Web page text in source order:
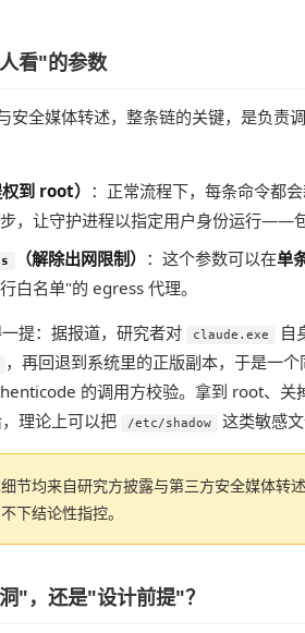
看"的参数
安全媒体转述，整条链的关键，是负责
权到 root） ：正常流程下，每条命令都
，让守护进程以指定用户身份运行——
（解除出网限制） ：这个参数可以在单
白名单"的 egress 代理。
提：据报道，研究者对 claude.exe 自
，再回退到系统里的正版副本，于是一
的调用方校验。拿到 root、关
理论上可以把
/etc/shadow 这类敏感
节均来自研究方披露与第三方安全媒体转
下结论性指控。
"，还是"设计前提"？